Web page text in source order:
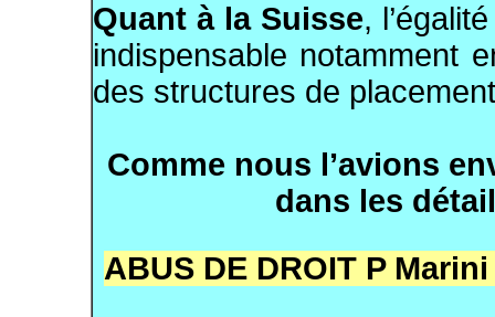
Quant à la Suisse,
indispensable notamment
des structures de placement
Comme nous l’avions
dans les
ABUS DE DROIT P